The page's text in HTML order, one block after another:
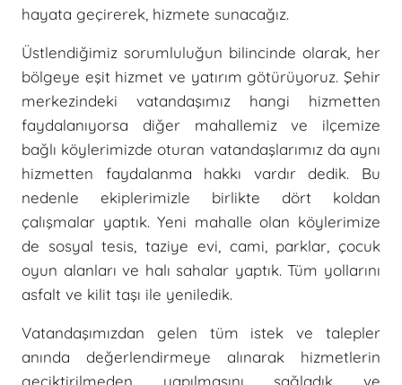
hayata geçirerek, hizmete sunacağız.
Üstlendiğimiz sorumluluğun bilincinde olarak, her
bölgeye eşit hizmet ve yatırım götürüyoruz. Şehir
merkezindeki vatandaşımız hangi hizmetten
faydalanıyorsa diğer mahallemiz ve ilçemize
bağlı köylerimizde oturan vatandaşlarımız da aynı
hizmetten faydalanma hakkı vardır dedik. Bu
nedenle ekiplerimizle birlikte dört koldan
çalışmalar yaptık. Yeni mahalle olan köylerimize
de sosyal tesis, taziye evi, cami, parklar, çocuk
oyun alanları ve halı sahalar yaptık. Tüm yollarını
asfalt ve kilit taşı ile yeniledik.
Vatandaşımızdan gelen tüm istek ve talepler
anında değerlendirmeye alınarak hizmetlerin
geciktirilmeden yapılmasını sağladık ve